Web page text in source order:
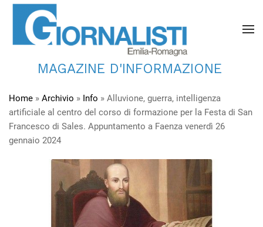
MAGAZINE D'INFORMAZIONE
Home » Archivio » Info » Alluvione, guerra, intelligenza
artificiale al centro del corso di formazione per la Festa di San
Francesco di Sales. Appuntamento a Faenza venerdì 26
gennaio 2024